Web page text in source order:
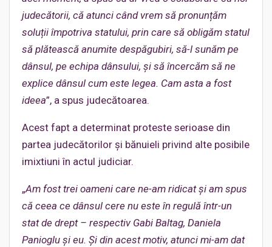
judecătorii, că atunci când vrem să pronunțăm
soluții împotriva statului, prin care să obligăm statul
să plătească anumite despăgubiri, să-l sunăm pe
dânsul, pe echipa dânsului, și să încercăm să ne
explice dânsul cum este legea. Cam asta a fost
ideea”, a spus judecătoarea.
Acest fapt a determinat proteste serioase din
partea judecătorilor și bănuieli privind alte posibile
imixtiuni în actul judiciar.
„Am fost trei oameni care ne-am ridicat și am spus
că ceea ce dânsul cere nu este în regulă într-un
stat de drept – respectiv Gabi Baltag, Daniela
Panioglu și eu. Și din acest motiv, atunci mi-am dat